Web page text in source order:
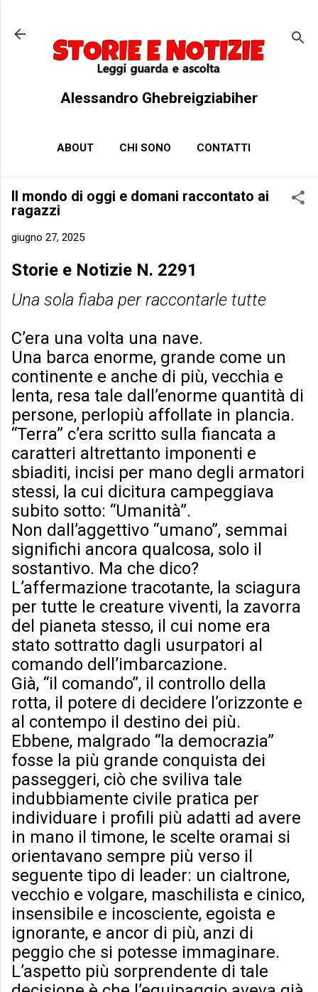
Alessandro Ghebreigziabiher
ABOUT CHI SONO CONTATTI
Il mondo di oggi e domani raccontato ai
ragazzi
giugno 27, 2025
Storie e Notizie N. 2291
Una sola fiaba per raccontarle tutte
C’era una volta una nave.
Una barca enorme, grande come un
continente e anche di più, vecchia e
lenta, resa tale dall’enorme quantità di
persone, perlopiù affollate in plancia.
“Terra” c’era scritto sulla fiancata a
caratteri altrettanto imponenti e
sbiaditi, incisi per mano degli armatori
stessi, la cui dicitura campeggiava
subito sotto: “Umanità”.
Non dall’aggettivo “umano”, semmai
significhi ancora qualcosa, solo il
sostantivo. Ma che dico?
L’affermazione tracotante, la sciagura
per tutte le creature viventi, la zavorra
del pianeta stesso, il cui nome era
stato sottratto dagli usurpatori al
comando dell’imbarcazione.
Già, “il comando”, il controllo della
rotta, il potere di decidere l’orizzonte e
al contempo il destino dei più.
Ebbene, malgrado “la democrazia”
fosse la più grande conquista dei
passeggeri, ciò che sviliva tale
indubbiamente civile pratica per
individuare i profili più adatti ad avere
in mano il timone, le scelte oramai si
orientavano sempre più verso il
seguente tipo di leader: un cialtrone,
vecchio e volgare, maschilista e cinico,
insensibile e incosciente, egoista e
ignorante, e ancor di più, anzi di
peggio che si potesse immaginare.
L’aspetto più sorprendente di tale